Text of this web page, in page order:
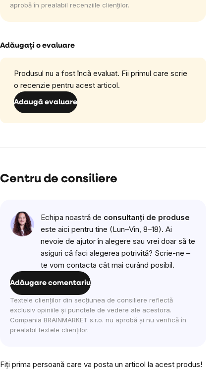
aprobă în prealabil recenziile clienților.
Adăugaţi o evaluare
Produsul nu a fost încă evaluat. Fii primul care scrie
o recenzie pentru acest articol.
Adaugă evaluare
Centru de consiliere
Echipa noastră de consultanți de produse
este aici pentru tine (Lun–Vin, 8–18). Ai
nevoie de ajutor în alegere sau vrei doar să te
asiguri că faci alegerea potrivită? Scrie-ne –
te vom contacta cât mai curând posibil.
Adăugare comentariu
Textele clienților din secțiunea de consiliere reflectă
exclusiv opiniile și punctele de vedere ale acestora.
Compania BRAINMARKET s.r.o. nu aprobă și nu verifică în
prealabil textele clienților.
Fiţi prima persoană care va posta un articol la acest produs!